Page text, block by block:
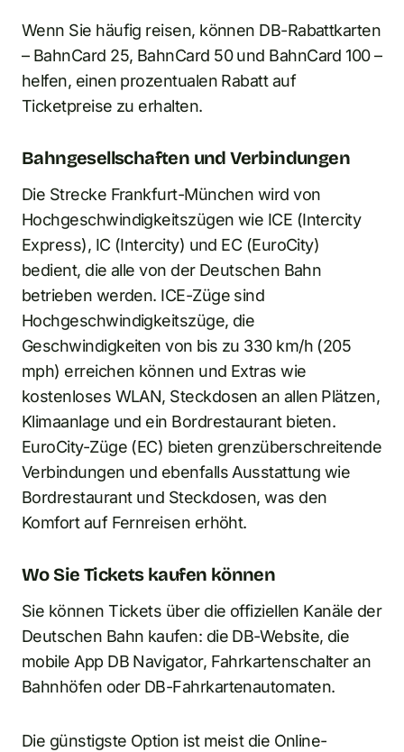
Wenn Sie häufig reisen, können DB-Rabattkarten
– BahnCard 25, BahnCard 50 und BahnCard 100 –
helfen, einen prozentualen Rabatt auf
Ticketpreise zu erhalten.
Bahngesellschaften und Verbindungen
Die Strecke Frankfurt-München wird von
Hochgeschwindigkeitszügen wie ICE (Intercity
Express), IC (Intercity) und EC (EuroCity)
bedient, die alle von der Deutschen Bahn
betrieben werden. ICE-Züge sind
Hochgeschwindigkeitszüge, die
Geschwindigkeiten von bis zu 330 km/h (205
mph) erreichen können und Extras wie
kostenloses WLAN, Steckdosen an allen Plätzen,
Klimaanlage und ein Bordrestaurant bieten.
EuroCity-Züge (EC) bieten grenzüberschreitende
Verbindungen und ebenfalls Ausstattung wie
Bordrestaurant und Steckdosen, was den
Komfort auf Fernreisen erhöht.
Wo Sie Tickets kaufen können
Sie können Tickets über die offiziellen Kanäle der
Deutschen Bahn kaufen: die DB-Website, die
mobile App DB Navigator, Fahrkartenschalter an
Bahnhöfen oder DB-Fahrkartenautomaten.
Die günstigste Option ist meist die Online-